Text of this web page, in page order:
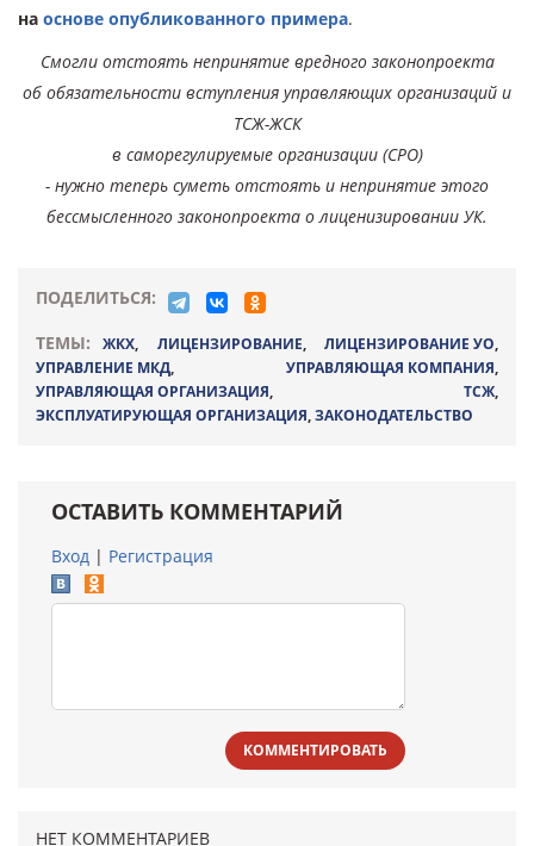
на основе опубликованного примера.
Смогли отстоять непринятие вредного законопроекта
об обязательности вступления управляющих организаций и
ТСЖ-ЖСК
в саморегулируемые организации (СРО)
- нужно теперь суметь отстоять и непринятие этого
бессмысленного законопроекта о лиценизировании УК.
ПОДЕЛИТЬСЯ:
ТЕМЫ:
ЖКХ, ЛИЦЕНЗИРОВАНИЕ, ЛИЦЕНЗИРОВАНИЕ УО,
УПРАВЛЕНИЕ МКД, УПРАВЛЯЮЩАЯ КОМПАНИЯ,
УПРАВЛЯЮЩАЯ ОРГАНИЗАЦИЯ, ТСЖ,
ЭКСПЛУАТИРУЮЩАЯ ОРГАНИЗАЦИЯ,ЗАКОНОДАТЕЛЬСТВО
ОСТАВИТЬ КОММЕНТАРИЙ
Вход | Регистрация
КОММЕНТИРОВАТЬ
НЕТ КОММЕНТАРИЕВ